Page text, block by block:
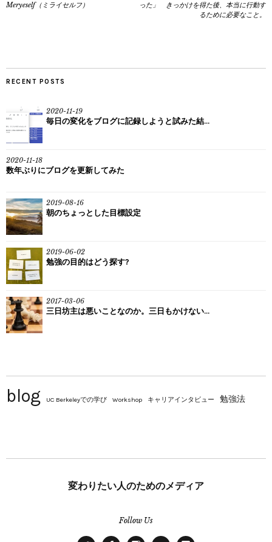
Meryeself（ミライセルフ）
った」 きっかけを得た後、本当に行動す
るために必要なこと。
RECENT POSTS
2020-11-19
毎日の変化をブログに記録しようと試みた結...
2020-11-18
数年ぶりにブログを更新してみた
2019-08-16
朝のちょっとした目標設定
2019-06-02
勉強の目的はどう探す?
2017-03-06
三日坊主は悪いことなのか。三日もかけない...
blog UC Berkeleyでの学び Workshop キャリアインタビュー 勉強法
変わりたい人のためのメディア
Follow Us